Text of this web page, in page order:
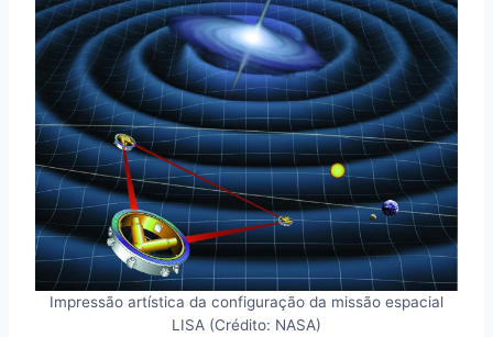
Impressão artística da configuração da missão espacial
LISA (Crédito: NASA)